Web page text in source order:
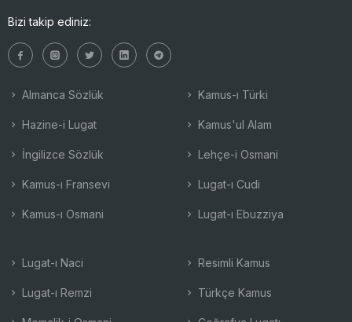
Bizi takip ediniz:
Almanca Sözlük
Hazine-i Lugat
İngilizce Sözlük
Kamus-ı Fransevi
Kamus-ı Osmani
Kamus-ı Türki
Kamus'ul Alam
Lehçe-i Osmani
Lugat-ı Cudi
Lugat-ı Ebuzziya
Lugat-ı Naci
Lugat-ı Remzi
Resimli Kamus
Türkçe Kamus